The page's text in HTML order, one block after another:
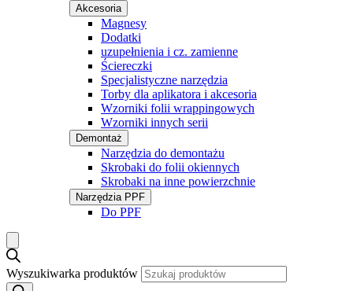
Akcesoria
Magnesy
Dodatki
uzupełnienia i cz. zamienne
Ściereczki
Specjalistyczne narzędzia
Torby dla aplikatora i akcesoria
Wzorniki folii wrappingowych
Wzorniki innych serii
Demontaż
Narzędzia do demontażu
Skrobaki do folii okiennych
Skrobaki na inne powierzchnie
Narzędzia PPF
Do PPF
Wyszukiwarka produktów